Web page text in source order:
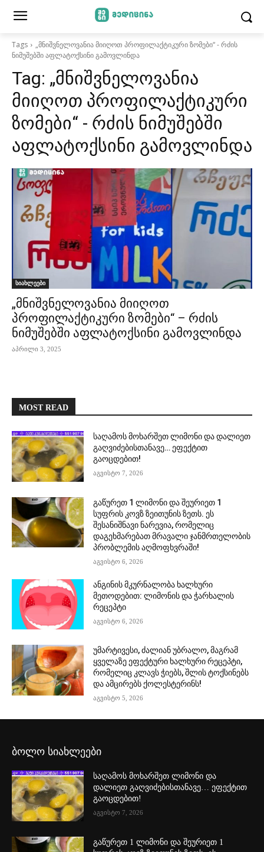
Tags
„მნიშვნელოვანია მიიღოთ პროფილაქტიკური ზომები“ - რძის
ნიმუშებში აფლატოქსინი გამოვლინდა
Tag: „მნიშვნელოვანია
მიიღოთ პროფილაქტიკური
ზომები“ - რძის ნიმუშებში
აფლატოქსინი გამოვლინდა
სიახლეები
„მნიშვნელოვანია მიიღოთ
პროფილაქტიკური ზომები“ – რძის
ნიმუშებში აფლატოქსინი გამოვლინდა
აპრილი 3, 2025
MOST READ
საღამოს მოხარშეთ ლიმონი და დალიეთ
გაღვიძებისთანავე… ეფექტით
გაოცდებით!
აგვისტო 7, 2026
გაწურეთ 1 ლიმონი და შეურიეთ 1
სუფრის კოვზ ზეითუნის ზეთს. ეს
შესანიშნავი ნარევია, რომელიც
დაგეხმარებათ მრავალი ჯანმრთელობის
პრობლემის აღმოფხვრაში!
აგვისტო 6, 2026
ანგინის მკურნალობა ხალხური
მეთოდებით: ლიმონის და ჭარხალის
რეცეპტი
აგვისტო 6, 2026
უმარტივესი, ძალიან უბრალო, მაგრამ
ყველაზე ეფექტური ხალხური რეცეპტი,
რომელიც კლავს ჭიებს, შლის ტოქსინებს
და ამცირებს ქოლესტერინს!
აგვისტო 5, 2026
ბოლო სიახლეები
საღამოს მოხარშეთ ლიმონი და
დალიეთ გაღვიძებისთანავე… ეფექტით
გაოცდებით!
აგვისტო 7, 2026
გაწურეთ 1 ლიმონი და შეურიეთ 1